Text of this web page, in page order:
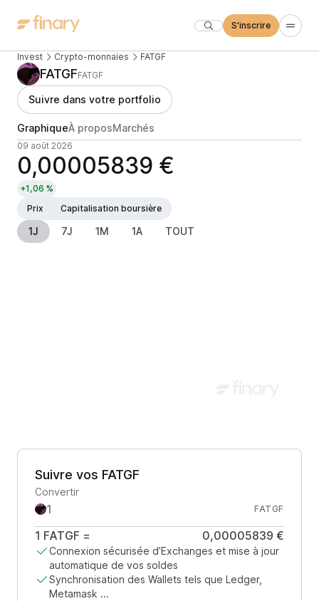
S'inscrire
Invest Crypto-monnaies FATGF
FATGFFATGF
Suivre dans votre portfolio
GraphiqueÀ proposMarchés
09 août 2026
0,00005839 €
+1,06 %
Prix
Capitalisation boursière
1J 7J 1M 1A TOUT
Suivre vos FATGF
Convertir
FATGF
1 FATGF = 0,00005839 €
Connexion sécurisée d’Exchanges et mise à jour
automatique de vos soldes
Synchronisation des Wallets tels que Ledger,
Metamask ...